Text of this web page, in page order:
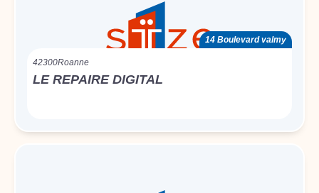
14 Boulevard valmy
42300Roanne
LE REPAIRE DIGITAL